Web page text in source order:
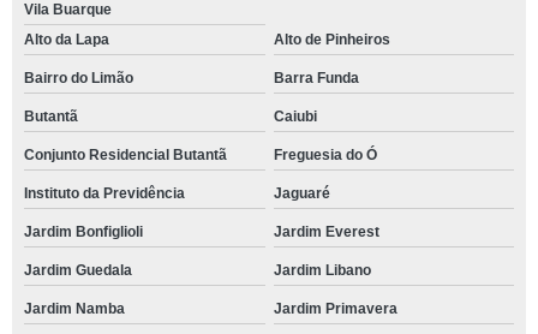
Vila Buarque
Alto da Lapa
Alto de Pinheiros
Bairro do Limão Barra Funda
Butantã Caiubi
Conjunto Residencial Butantã Freguesia do Ó
Instituto da Previdência Jaguaré
Jardim Bonfiglioli Jardim Everest
Jardim Guedala Jardim Libano
Jardim Namba Jardim Primavera